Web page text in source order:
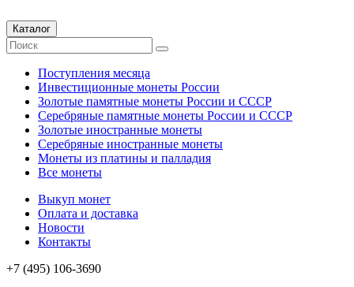
Каталог
Поступления месяца
Инвестиционные монеты России
Золотые памятные монеты России и СССР
Серебряные памятные монеты России и СССР
Золотые иностранные монеты
Серебряные иностранные монеты
Монеты из платины и палладия
Все монеты
Выкуп монет
Оплата и доставка
Новости
Контакты
+7 (495) 106-3690